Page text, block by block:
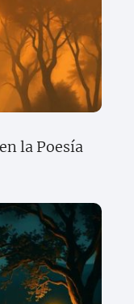
la Poesía